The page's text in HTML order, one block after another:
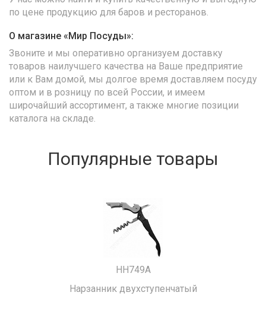
по цене продукцию для баров и ресторанов.
О магазине «Мир Посуды»:
Звоните и мы оперативно организуем доставку
товаров наилучшего качества на Ваше предприятие
или к Вам домой, мы долгое время доставляем посуду
оптом и в розницу по всей России, и имеем
широчайший ассортимент, а также многие позиции
каталога на складе.
Популярные товары
HH749A
Нарзанник двухступенчатый